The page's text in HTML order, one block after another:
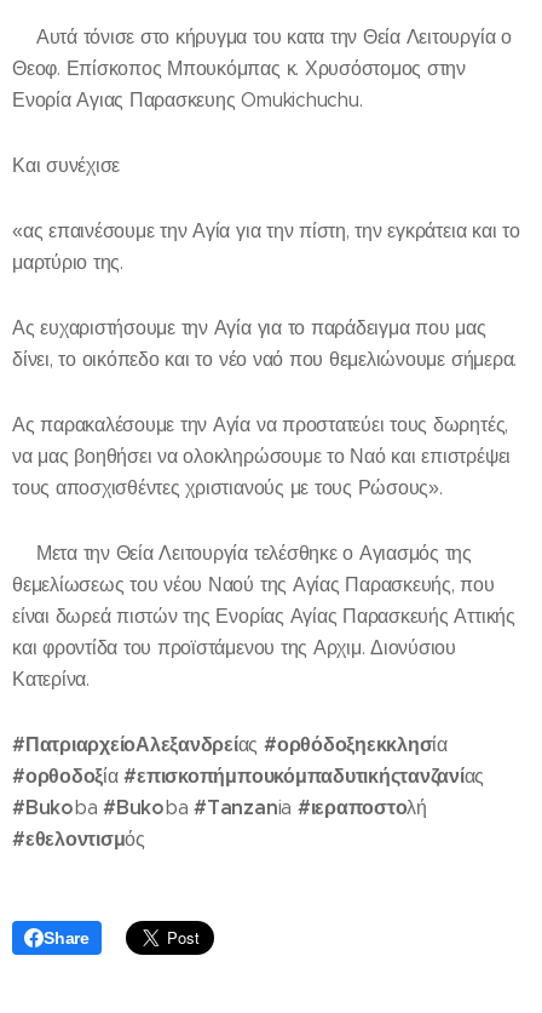
✍️Αυτά τόνισε στο κήρυγμα του κατα την Θεία Λειτουργία ο
Θεοφ. Επίσκοπος Μπουκόμπας κ. Χρυσόστομος στην
Ενορία Αγιας Παρασκευης Omukichuchu.
Και συνέχισε
«ας επαινέσουμε την Αγία για την πίστη, την εγκράτεια και το
μαρτύριο της.
Ας ευχαριστήσουμε την Αγία για το παράδειγμα που μας
δίνει, το οικόπεδο και το νέο ναό που θεμελιώνουμε σήμερα.
Ας παρακαλέσουμε την Αγία να προστατεύει τους δωρητές,
να μας βοηθήσει να ολοκληρώσουμε το Ναό και επιστρέψει
τους αποσχισθέντες χριστιανούς με τους Ρώσους».
⛪Μετα την Θεία Λειτουργία τελέσθηκε ο Αγιασμός της
θεμελίωσεως του νέου Ναού της Αγίας Παρασκευής, που
είναι δωρεά πιστών της Ενορίας Αγίας Παρασκευής Αττικής
και φροντίδα του προϊστάμενου της Αρχιμ. Διονύσιου
Κατερίνα.
#ΠατριαρχείοΑλεξανδρείας #ορθόδοξηεκκλησία
#ορθοδοξία#επισκοπήμπουκόμπαδυτικήςτανζανίας
#Bukoba #Bukoba #Tanzania #ιεραποστολή
#εθελοντισμός
Share